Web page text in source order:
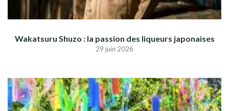
Wakatsuru Shuzo : la passion des liqueurs japonaises
29 juin 2026